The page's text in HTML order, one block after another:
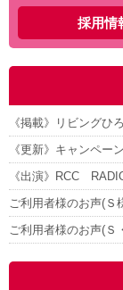
採用情
《掲載》リビングひ
《更新》キャンペー
《出演》RCC
ご利用者様のお声(Ｓ
ご利用者様のお声(Ｓ